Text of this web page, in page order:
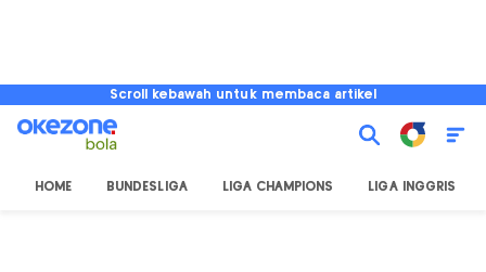
Scroll kebawah untuk membaca artikel
HOME BUNDESLIGA LIGA CHAMPIONS LIGA INGGRIS